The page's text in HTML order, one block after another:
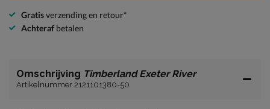
Gratisverzending en retour*
Achteraf betalen
Omschrijving Timberland Exeter River
Artikelnummer 2121101380-50